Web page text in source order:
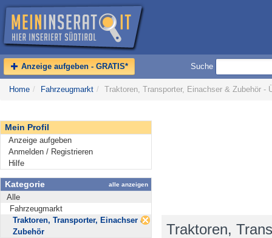
Anzeige aufgeben - GRATIS* Suche
Home / Fahrzeugmarkt / Traktoren, Transporter, Einachser & Zubehör -
Mein Profil
Anzeige aufgeben
Anmelden / Registrieren
Hilfe
Kategorie alle anzeigen
Alle
Fahrzeugmarkt
Traktoren, Transporter, Einachser &
Zubehör
Traktoren,